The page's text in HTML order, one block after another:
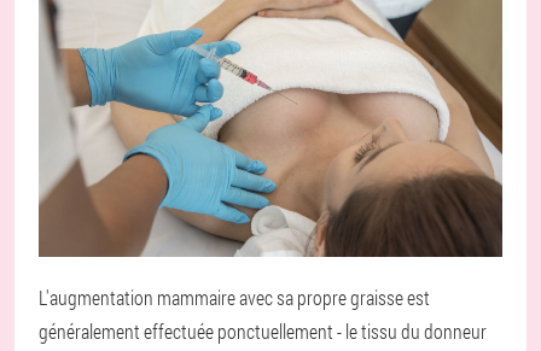
L'augmentation mammaire avec sa propre graisse est
généralement effectuée ponctuellement - le tissu du donneur